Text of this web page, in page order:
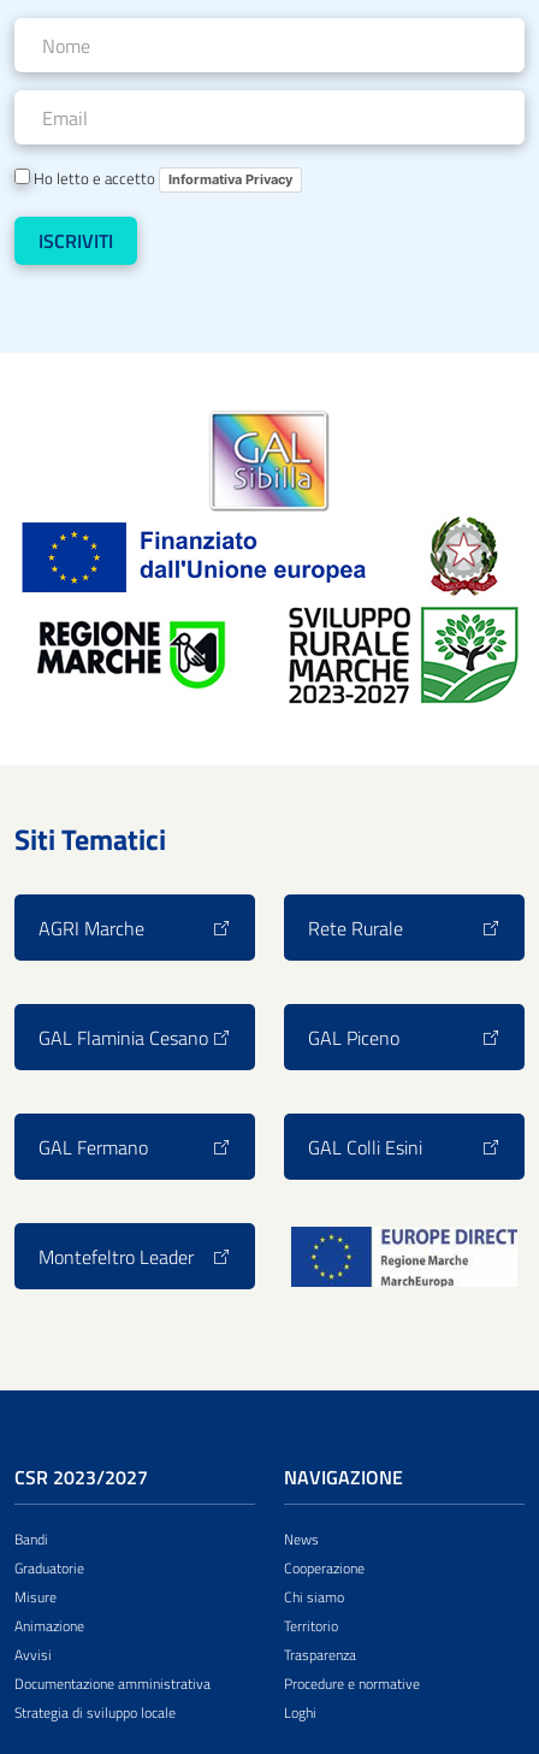
Ho letto e accetto Informativa Privacy
Siti Tematici
AGRI Marche Rete Rurale
GAL Flaminia Cesano GAL Piceno
GAL Fermano GAL Colli Esini
Montefeltro Leader
CSR 2023/2027
Bandi
Graduatorie
Misure
Animazione
Avvisi
Documentazione amministrativa
Strategia di sviluppo locale
NAVIGAZIONE
News
Cooperazione
Chi siamo
Territorio
Trasparenza
Procedure e normative
Loghi